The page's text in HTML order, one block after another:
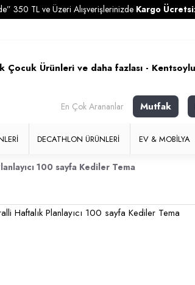
ve Üzeri AlışverişlerinizdeKargo Ücretsiz
En Çok Arananlar Mutfak
DECATHLON ÜRÜNLERI EV & MOBILYA
100 sayfa Kediler Tema